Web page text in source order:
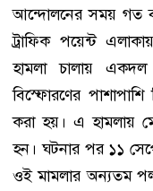
আন্দোলনের সময় গত
ট্রাফিক পয়েন্ট
হামলা চালায় একদল
বিস্ফোরণের
করা হয়। এ হামলায়
হন। ঘটনার পর ১১
ওই মামলার অন্যতম